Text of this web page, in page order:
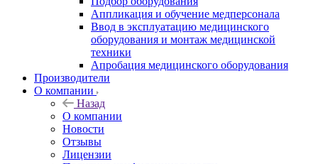
Аппликация и обучение медперсонала
Ввод в эксплуатацию медицинского
оборудования и монтаж медицинской
техники
Апробация медицинского оборудования
Производители
О компании
Назад
О компании
Новости
Отзывы
Лицензии